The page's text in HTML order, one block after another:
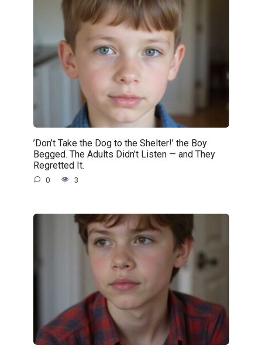
’Don’t Take the Dog to the Shelter!’ the Boy
Begged. The Adults Didn’t Listen — and They
Regretted It.
0 3